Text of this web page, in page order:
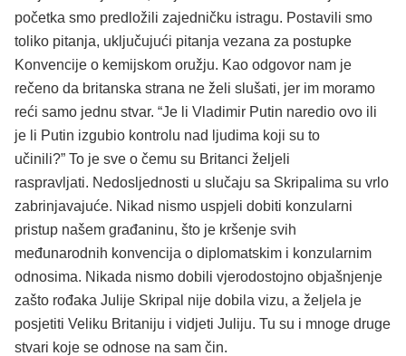
početka smo predložili zajedničku istragu. Postavili smo
toliko pitanja, uključujući pitanja vezana za postupke
Konvencije o kemijskom oružju. Kao odgovor nam je
rečeno da britanska strana ne želi slušati, jer im moramo
reći samo jednu stvar. “Je li Vladimir Putin naredio ovo ili
je li Putin izgubio kontrolu nad ljudima koji su to
učinili?” To je sve o čemu su Britanci željeli
raspravljati. Nedosljednosti u slučaju sa Skripalima su vrlo
zabrinjavajuće. Nikad nismo uspjeli dobiti konzularni
pristup našem građaninu, što je kršenje svih
međunarodnih konvencija o diplomatskim i konzularnim
odnosima. Nikada nismo dobili vjerodostojno objašnjenje
zašto rođaka Julije Skripal nije dobila vizu, a željela je
posjetiti Veliku Britaniju i vidjeti Juliju. Tu su i mnoge druge
stvari koje se odnose na sam čin.